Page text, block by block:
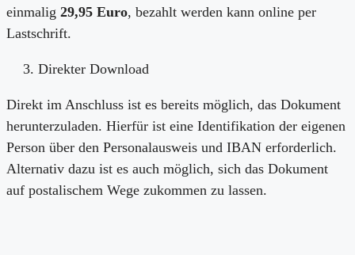
einmalig 29,95 Euro, bezahlt werden kann online per
Lastschrift.
Direkter Download
Direkt im Anschluss ist es bereits möglich, das Dokument
herunterzuladen. Hierfür ist eine Identifikation der eigenen
Person über den Personalausweis und IBAN erforderlich.
Alternativ dazu ist es auch möglich, sich das Dokument
auf postalischem Wege zukommen zu lassen.